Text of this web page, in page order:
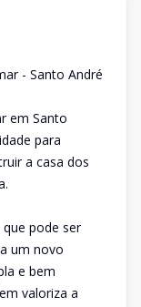
- Santo André
em Santo
para
a casa dos
pode ser
um novo
e bem
valoriza a